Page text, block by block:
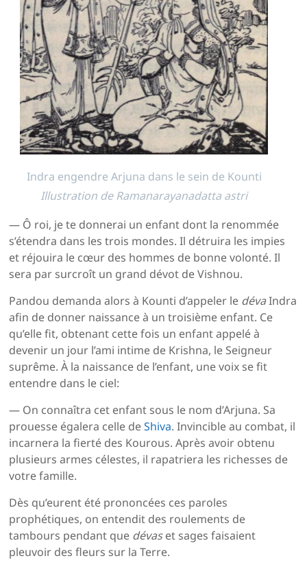
Indra engendre Arjuna dans le sein de Kounti
Illustration de Ramanarayanadatta astri
— Ô roi, je te donnerai un enfant dont la renommée
s’étendra dans les trois mondes. Il détruira les impies
et réjouira le cœur des hommes de bonne volonté. Il
sera par surcroît un grand dévot de Vishnou.
Pandou demanda alors à Kounti d’appeler le dévaIndra
afin de donner naissance à un troisième enfant. Ce
qu’elle fit, obtenant cette fois un enfant appelé à
devenir un jour l’ami intime de Krishna, le Seigneur
suprême. À la naissance de l’enfant, une voix se fit
entendre dans le ciel:
— On connaîtra cet enfant sous le nom d’Arjuna. Sa
prouesse égalera celle deShiva. Invincible au combat, il
incarnera la fierté des Kourous. Après avoir obtenu
plusieurs armes célestes, il rapatriera les richesses de
votre famille.
Dès qu’eurent été prononcées ces paroles
prophétiques, on entendit des roulements de
tambours pendant que dévaset sages faisaient
pleuvoir des fleurs sur la Terre.